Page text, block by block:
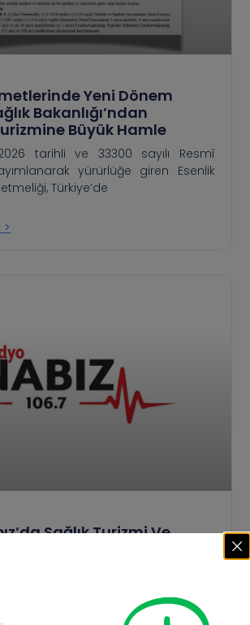
Yeni Dönem
Bakanlığı’ndan
Büyük Hamle
tarihli ve 33300 sayılı Resmî
yürürlüğe giren Esenlik
Türkiye’de
Sağlık Turizmi Ve